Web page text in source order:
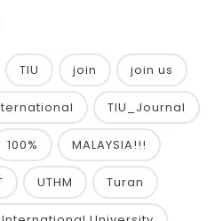
TIU join join us
TIU_Journal
100% MALAYSIA!!!
UTHM Turan